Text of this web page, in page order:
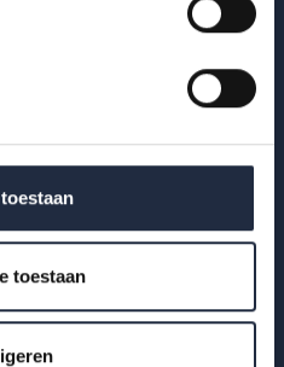
toestaan
verhaal: Verschillen
vooral samen met